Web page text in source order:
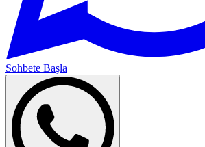
Sohbete Başla